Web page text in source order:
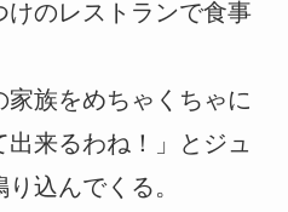
けのレストランで食事
族をめちゃくちゃに
来るわね！」とジュ
込んでくる。